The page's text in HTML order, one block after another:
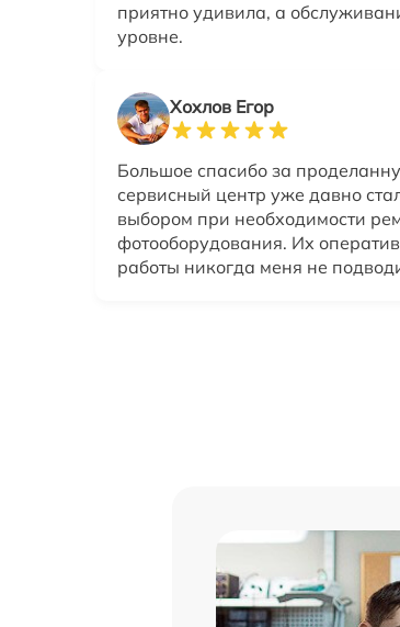
приятно удивила, а
уровне.
Хохлов Егор
Большое спасибо за
сервисный центр уже давно
выбором при необходимости
фотооборудования. Их
работы никогда меня не